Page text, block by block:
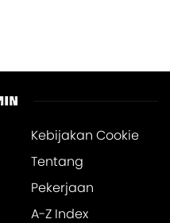
Kebijakan Cookie
Tentang
Pekerjaan
A-Z Index